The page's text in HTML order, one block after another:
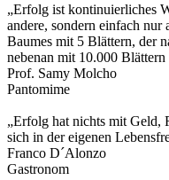
„Erfolg ist kontinuierliches
andere, sondern einfach nur
Baumes mit 5 Blättern, der
nebenan mit 10.000
Prof. Samy Molcho
Pantomime
„Erfolg hat nichts mit Geld,
sich in der eigenen
Franco D´Alonzo
Gastronom